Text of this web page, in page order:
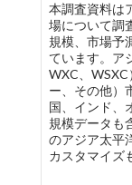
本調査資料は
場について調
規模、市場予
ています。ア
WXC、
ー、その他）
国、インド、
規模データも
のアジア太平
カスタマイズ